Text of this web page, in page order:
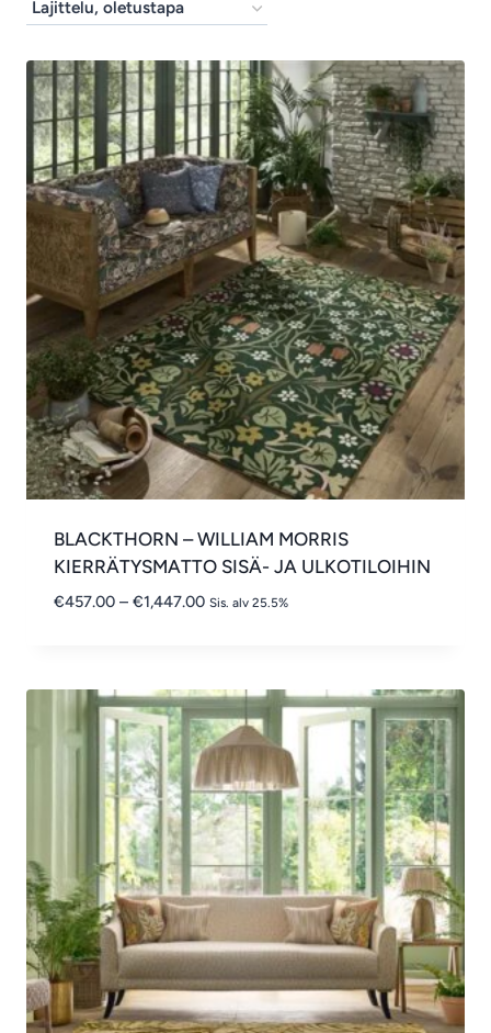
BLACKTHORN – WILLIAM MORRIS
KIERRÄTYSMATTO SISÄ- JA ULKOTILOIHIN
€457.00 – €1,447.00Hintaluokka:
Sis. alv 25.5%